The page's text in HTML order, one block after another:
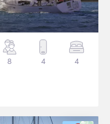
8 4 4